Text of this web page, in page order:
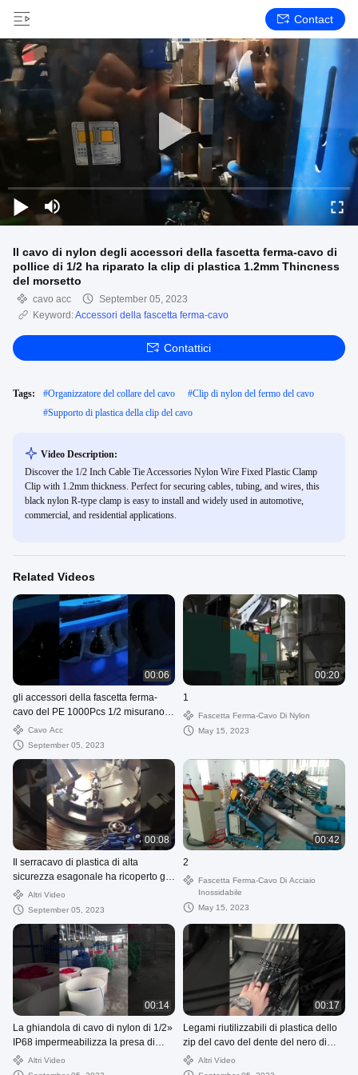
Contact
Il cavo di nylon degli accessori della fascetta ferma-cavo di
pollice di 1/2 ha riparato la clip di plastica 1.2mm Thincness
del morsetto
cavo acc
September 05, 2023
Keyword:Accessori della fascetta ferma-cavo
Contattici
Tags: #Organizzatore del collare del cavo #Clip di nylon del fermo del cavo
#Supporto di plastica della clip del cavo
Video Description:
Discover the 1/2 Inch Cable Tie Accessories Nylon Wire Fixed Plastic Clamp
Clip with 1.2mm thickness. Perfect for securing cables, tubing, and wires, this
black nylon R-type clamp is easy to install and widely used in automotive,
commercial, and residential applications.
Related Videos
00:06
gli accessori della fascetta ferma-
cavo del PE 1000Pcs 1/2 misurano il
tipo in pollici di plastica morsetto
della R della clip
Cavo Acc
September 05, 2023
00:20
1
Fascetta Ferma-Cavo Di Nylon
May 15, 2023
00:08
Il serracavo di plastica di alta
sicurezza esagonale ha ricoperto gli
ss cabla il centro 1.8mm X300mm
Altri Video
September 05, 2023
00:42
2
Fascetta Ferma-Cavo Di Acciaio
Inossidabile
May 15, 2023
00:14
La ghiandola di cavo di nylon di 1/2»
IP68 impermeabilizza la presa di
nylon del cavo di gommino di
protezione del NPT
Altri Video
00:17
Legami riutilizzabili di plastica dello
zip del cavo del dente del nero di
nylon inverso UV della fascetta
ferma-cavo
Altri Video